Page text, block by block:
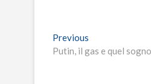
Navigazione
articoli
Previous
post:
Putin, il gas e quel